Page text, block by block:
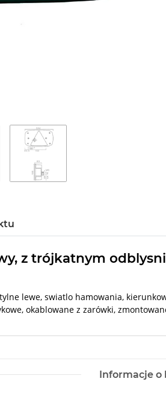
z trójkatnym
lewe, swiatlo hamowania,
okablowane z zarówki,
Informacje